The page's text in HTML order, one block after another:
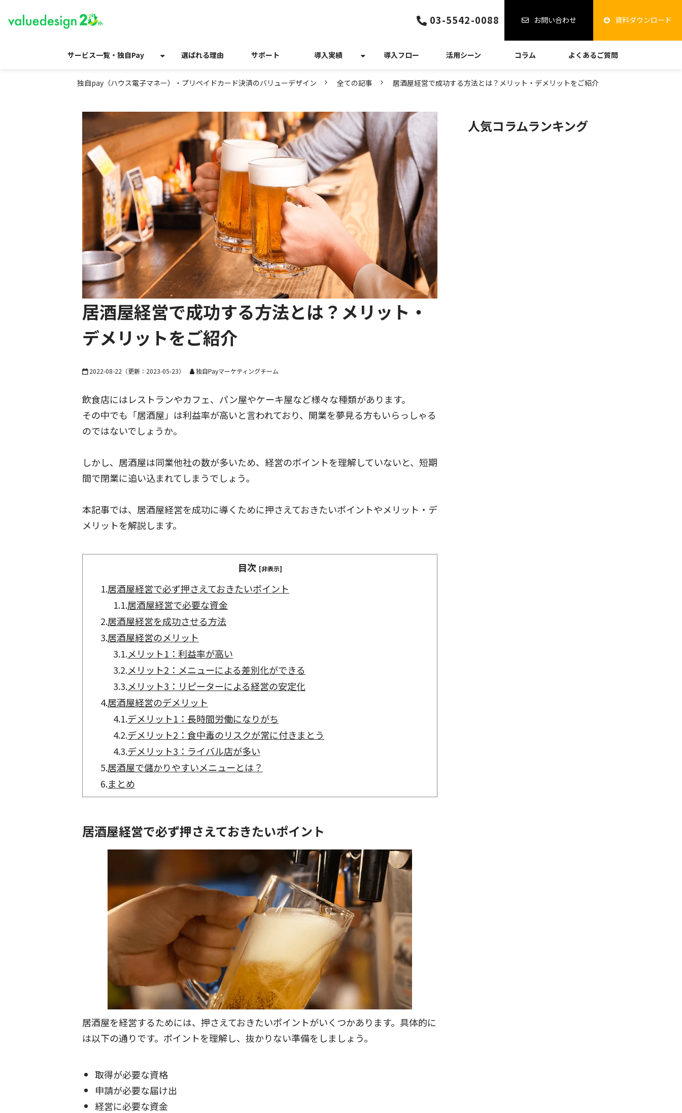
03-5542-0088 お問い合わせ 資料ダウンロード
サービス一覧・独自Pay 選ばれる理由 サポート 導入実績 導入フロー 活用シーン コラム よくあるご質問
独自pay（ハウス電子マネー）・プリペイドカード決済のバリューデザイン 全ての記事 居酒屋経営で成功する方法とは？メリット・デメリットをご紹介
居酒屋経営で成功する方法とは？メリット・
デメリットをご紹介
2022-08-22 （更新： 2023-05-23） 独自Payマーケティングチーム
飲食店にはレストランやカフェ、パン屋やケーキ屋など様々な種類があります。
その中でも「居酒屋」は利益率が高いと言われており、開業を夢見る方もいらっしゃる
のではないでしょうか。
しかし、居酒屋は同業他社の数が多いため、経営のポイントを理解していないと、短期
間で閉業に追い込まれてしまうでしょう。
本記事では、居酒屋経営を成功に導くために押さえておきたいポイントやメリット・デ
メリットを解説します。
目次 [非表示]
1.居酒屋経営で必ず押さえておきたいポイント
1.1.居酒屋経営で必要な資金
2.居酒屋経営を成功させる方法
3.居酒屋経営のメリット
3.1.メリット1：利益率が高い
3.2.メリット2：メニューによる差別化ができる
3.3.メリット3：リピーターによる経営の安定化
4.居酒屋経営のデメリット
4.1.デメリット1：長時間労働になりがち
4.2.デメリット2：食中毒のリスクが常に付きまとう
4.3.デメリット3：ライバル店が多い
5.居酒屋で儲かりやすいメニューとは？
6.まとめ
居酒屋経営で必ず押さえておきたいポイント
居酒屋を経営するためには、押さえておきたいポイントがいくつかあります。具体的に
は以下の通りです。ポイントを理解し、抜かりない準備をしましょう。
取得が必要な資格
申請が必要な届け出
経営に必要な資金
人気コラムランキング